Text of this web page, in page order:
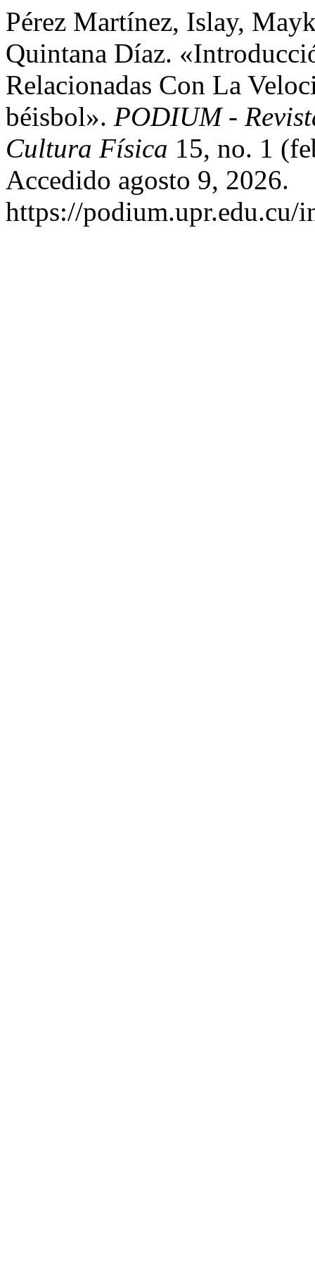
Pérez Martínez, Islay,
Quintana Díaz.
Relacionadas Con La
béisbol». PODIUM -
Cultura Física 15, no. 1
Accedido agosto 9, 2026.
https://